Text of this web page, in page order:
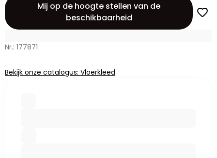
Mij op de hoogte stellen van de
beschikbaarheid
Nr.: 177871
Bekijk onze catalogus: Vloerkleed